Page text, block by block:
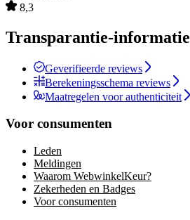
8,3
Transparantie-informatie
Geverifieerde reviews
Berekeningsschema reviews
Maatregelen voor authenticiteit
Voor consumenten
Leden
Meldingen
Waarom WebwinkelKeur?
Zekerheden en Badges
Voor consumenten